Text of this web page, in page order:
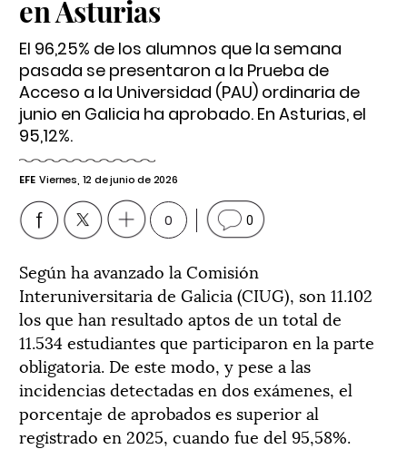
en Asturias
El 96,25% de los alumnos que la semana
pasada se presentaron a la Prueba de
Acceso a la Universidad (PAU) ordinaria de
junio en Galicia ha aprobado. En Asturias, el
95,12%.
EFE Viernes, 12 de junio de 2026
0 0
Según ha avanzado la Comisión
Interuniversitaria de Galicia (CIUG), son 11.102
los que han resultado aptos de un total de
11.534 estudiantes que participaron en la parte
obligatoria. De este modo, y pese a las
incidencias detectadas en dos exámenes, el
porcentaje de aprobados es superior al
registrado en 2025, cuando fue del 95,58%.